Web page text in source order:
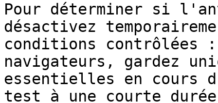
Pour déterminer si
désactivez
conditions contrôlées
navigateurs, gardez
essentielles en cours
test à une courte